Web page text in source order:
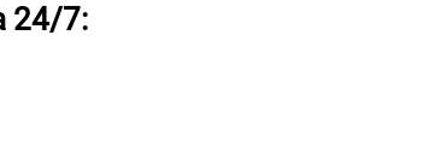
24/7: